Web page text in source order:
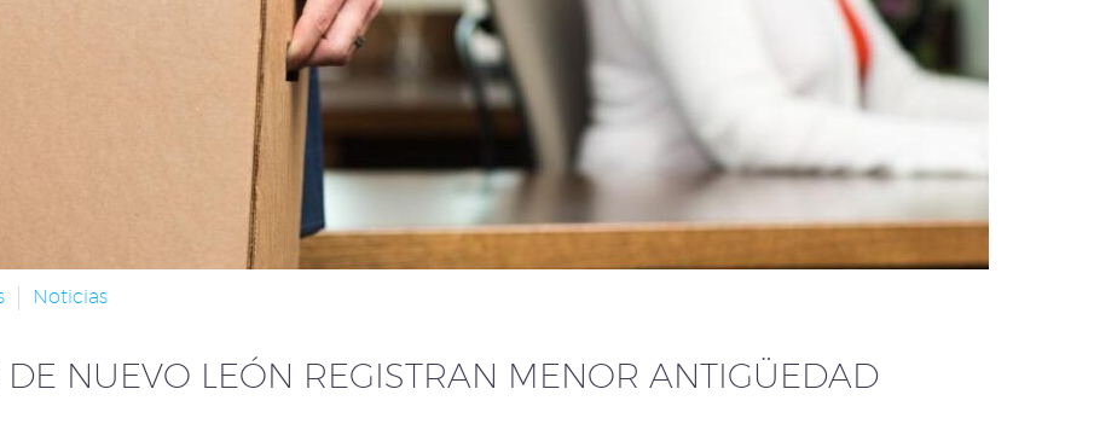
Noticias
NUEVO LEÓN REGISTRAN MENOR ANTIGÜEDAD